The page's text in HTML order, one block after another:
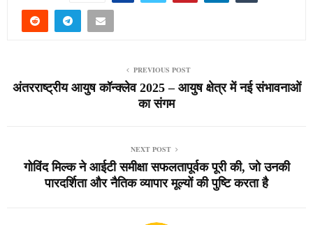
PREVIOUS POST
अंतरराष्ट्रीय आयुष कॉन्क्लेव 2025 – आयुष क्षेत्र में नई संभावनाओं
का संगम
NEXT POST
गोविंद मिल्क ने आईटी समीक्षा सफलतापूर्वक पूरी की, जो उनकी
पारदर्शिता और नैतिक व्यापार मूल्यों की पुष्टि करता है